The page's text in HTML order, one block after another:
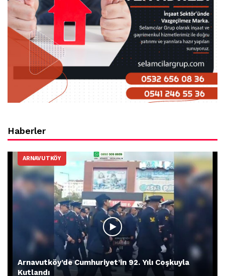
Haberler
ARNAVUTKÖY
Arnavutköy’de Cumhuriyet’in 92. Yılı Coşkuyla
Kutlandı